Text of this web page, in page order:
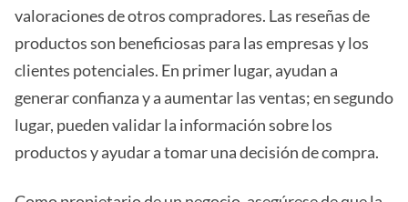
valoraciones de otros compradores. Las reseñas de
productos son beneficiosas para las empresas y los
clientes potenciales. En primer lugar, ayudan a
generar confianza y a aumentar las ventas; en segundo
lugar, pueden validar la información sobre los
productos y ayudar a tomar una decisión de compra.